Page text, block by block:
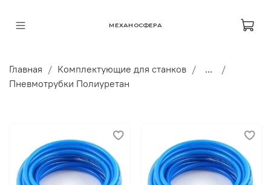
МЕХАНОСФЕРА
Главная Комплектующие для станков
...
Пневмотрубки Полиуретан